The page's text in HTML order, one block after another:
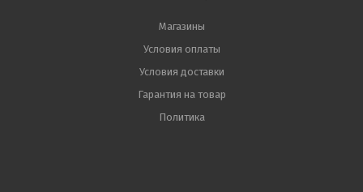
Магазины
Условия оплаты
Условия доставки
Гарантия на товар
Политика